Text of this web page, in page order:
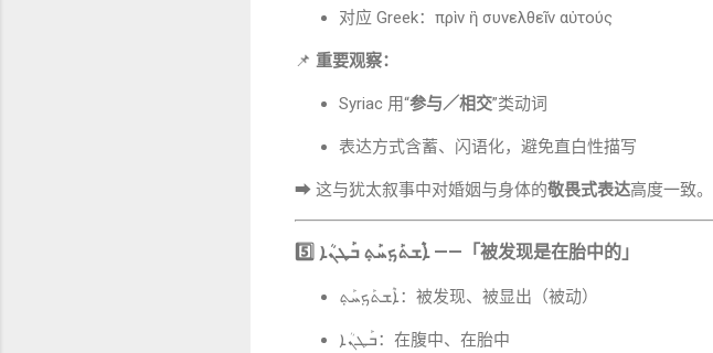
对应 Greek：πρὶν ἢ συνελθεῖν αὐτούς
📌 重要观察：
Syriac 用“参与／相交”类动词
表达方式含蓄、闪语化，避免直白性描写
➡ 这与犹太叙事中对婚姻与身体的敬畏式表达高度一致。
5️⃣ ܐܶܫܬܰܟ݂ܚܰܬ݂ ܒܰܛܢܳܐ——「被发现是在胎中的」
ܐܶܫܬܰܟ݂ܚܰܬ݂：被发现、被显出（被动）
ܒܰܛܢܳܐ：在腹中、在胎中